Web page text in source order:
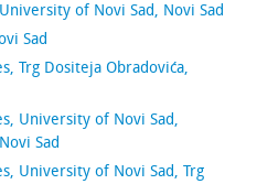
of Novi Sad, Novi Sad
Sad
Trg Dositeja Obradovića,
University of Novi Sad,
Sad
University of Novi Sad, Trg